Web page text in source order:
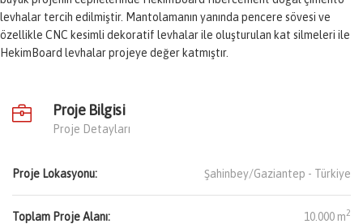
levhalar tercih edilmiştir. Mantolamanın yanında pencere sövesi ve
özellikle CNC kesimli dekoratif levhalar ile oluşturulan kat silmeleri ile
HekimBoard levhalar projeye değer katmıştır.
Proje Bilgisi
Proje Detayları
Proje Lokasyonu: Şahinbey/Gaziantep - Türkiye
Toplam Proje Alanı: 10.000 m2